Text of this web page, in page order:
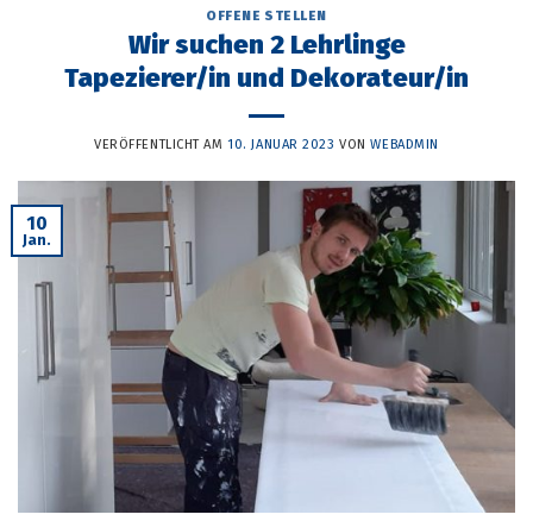
OFFENE STELLEN
Wir suchen 2 Lehrlinge
Tapezierer/in und Dekorateur/in
VERÖFFENTLICHT AM10. JANUAR 2023 VONWEBADMIN
10
Jan.